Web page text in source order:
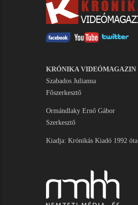
KRÓNIKA VIDEÓMAGAZIN
Szabados Julianna
Főszerkesztő
Ormándlaky Ernő Gábor
Szerkesztő
Kiadja: Krónikás Kiadó 1992 óta.